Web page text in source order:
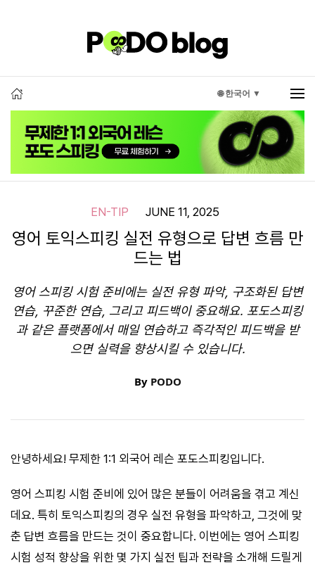
🌐 한국어 ▼
EN-TIP JUNE 11, 2025
영어 토익스피킹 실전 유형으로 답변 흐름 만
드는 법
영어 스피킹 시험 준비에는 실전 유형 파악, 구조화된 답변
연습, 꾸준한 연습, 그리고 피드백이 중요해요. 포도스피킹
과 같은 플랫폼에서 매일 연습하고 즉각적인 피드백을 받
으면 실력을 향상시킬 수 있습니다.
By PODO
안녕하세요! 무제한 1:1 외국어 레슨 포도스피킹입니다.
영어 스피킹 시험 준비에 있어 많은 분들이 어려움을 겪고 계신
데요. 특히 토익스피킹의 경우 실전 유형을 파악하고, 그것에 맞
춘 답변 흐름을 만드는 것이 중요합니다. 이번에는 영어 스피킹
시험 성적 향상을 위한 몇 가지 실전 팁과 전략을 소개해 드릴게